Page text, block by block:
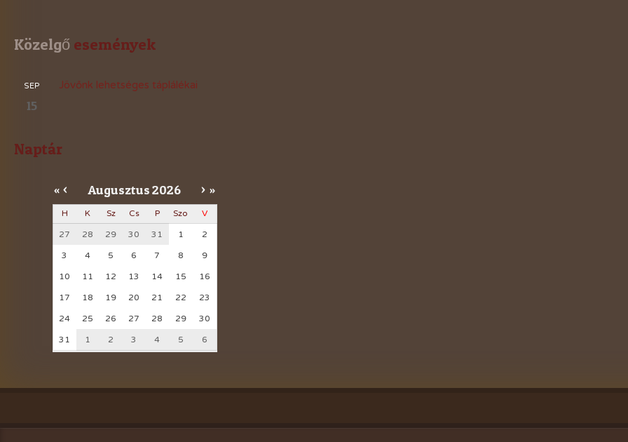
Közelgő események
SEP
15
Jövőnk lehetséges táplálékai
Naptár
« < Augusztus2026 > »
H K Sz Cs P Szo V
27 28 29 30 31 1 2
3 4 5 6 7 8 9
10 11 12 13 14 15 16
17 18 19 20 21 22 23
24 25 26 27 28 29 30
31 1 2 3 4 5 6